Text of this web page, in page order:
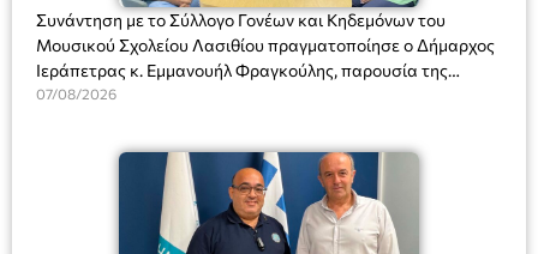
Συνάντηση με το Σύλλογο Γονέων και Κηδεμόνων του
Μουσικού Σχολείου Λασιθίου πραγματοποίησε ο Δήμαρχος
Ιεράπετρας κ. Εμμανουήλ Φραγκούλης, παρουσία της
Διευθύντριας του σχολείου κας Μαριάννας Χαΐτα.
07/08/2026